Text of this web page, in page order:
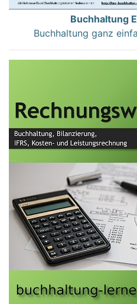
Buchhaltung
Buchhaltung ganz